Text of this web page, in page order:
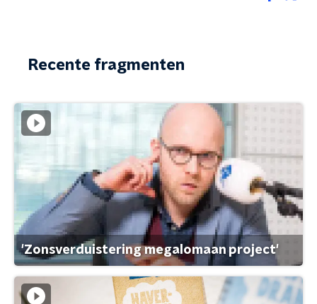
Recente fragmenten
'Zonsverduistering megalomaan project'